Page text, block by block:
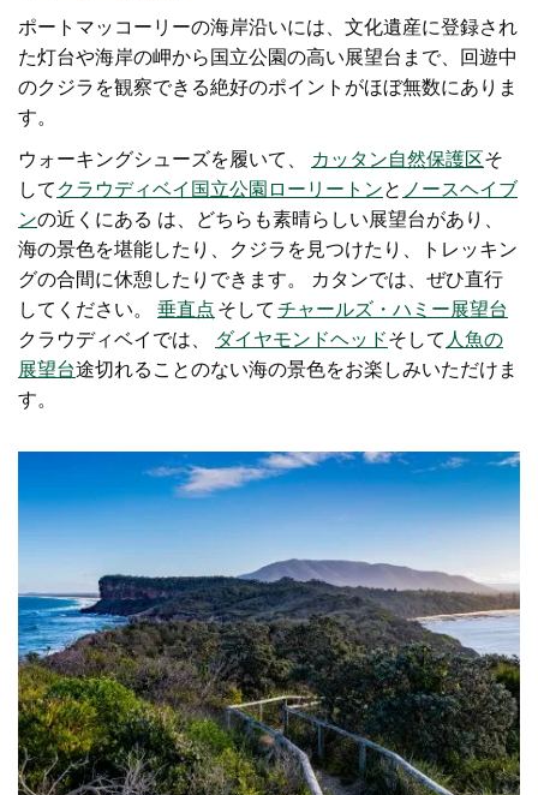
ポートマッコーリーの海岸沿いには、文化遺産に登録され
た灯台や海岸の岬から国立公園の高い展望台まで、回遊中
のクジラを観察できる絶好のポイントがほぼ無数にありま
す。
ウォーキングシューズを履いて、 カッタン自然保護区そ
して クラウディベイ国立公園 ローリートンと ノースヘイブ
ンの近くにある は、
どちらも素晴らしい展望台があり、
海の景色を堪能したり、クジラを見つけたり、トレッキン
グの合間に休憩したりできます。
カタンでは、ぜひ直行
してください。 垂直点 そして チャールズ・ハミー展望台
クラウディベイでは、 ダイヤモンドヘッドそして 人魚の
展望台途切れることのない海の景色をお楽しみいただけま
す。